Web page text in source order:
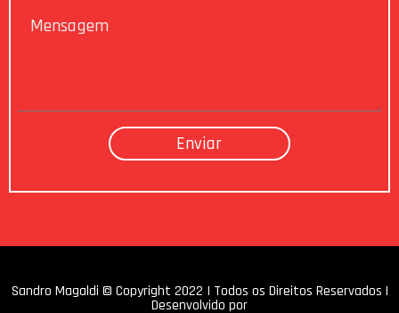
Sandro Magaldi © Copyright 2022 I Todos os Direitos Reservados |
Desenvolvido por